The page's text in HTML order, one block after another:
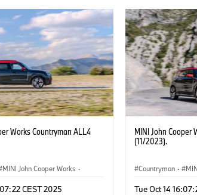
Works Countryman ALL4
MINI John Cooper Works ·
CEST 2025
MINI John Cooper
(11/2023).
Countryman ·
Tue Oct 14